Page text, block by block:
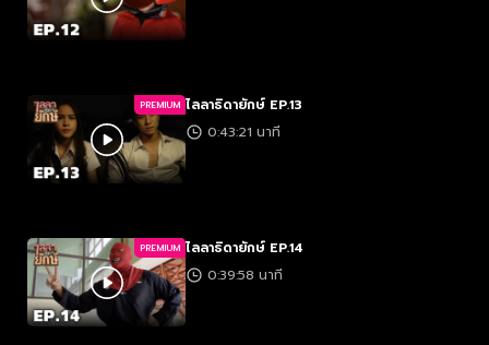
PREMIUM ไลลาธิดายักษ์ EP.13
0:43:21 นาที
PREMIUM ไลลาธิดายักษ์ EP.14
0:39:58 นาที